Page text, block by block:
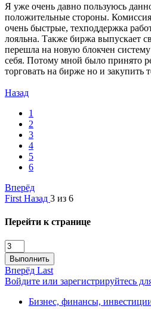
Я уже очень давно пользуюсь
положительные стороны.
очень быстрые, техподдержка
лояльна. Также биржа выпускает
перешла на новую блокчен
себя. Потому мной было принято
торговать на бирже но и закупить
Назад
1
2
3
4
5
6
Вперёд
First Назад 3 из 6
Перейти к странице
Выполнить
Вперёд Last
Войдите или зарегистрируйтесь
Бизнес, финансы,